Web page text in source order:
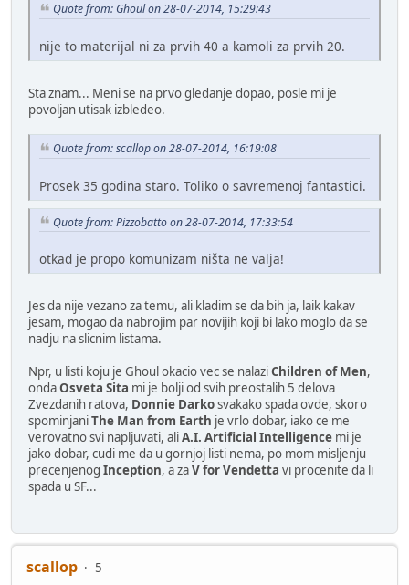
Quote from: Ghoul on 28-07-2014, 15:29:43
nije to materijal ni za prvih 40 a kamoli za prvih 20.
Sta znam... Meni se na prvo gledanje dopao, posle mi je
povoljan utisak izbledeo.
Quote from: scallop on 28-07-2014, 16:19:08
Prosek 35 godina staro. Toliko o savremenoj fantastici.
Quote from: Pizzobatto on 28-07-2014, 17:33:54
otkad je propo komunizam ništa ne valja!
Jes da nije vezano za temu, ali kladim se da bih ja, laik kakav
jesam, mogao da nabrojim par novijih koji bi lako moglo da se
nadju na slicnim listama.
Npr, u listi koju je Ghoul okacio vec se nalaziChildren of Men,
ondaOsveta Sita mi je bolji od svih preostalih 5 delova
Zvezdanih ratova, Donnie Darkosvakako spada ovde, skoro
spominjaniThe Man from Earth je vrlo dobar, iako ce me
verovatno svi napljuvati, aliA.I. Artificial Intelligence mi je
jako dobar, cudi me da u gornjoj listi nema, po mom misljenju
precenjenog Inception, a zaV for Vendetta vi procenite da li
spada u SF...
scallop
5